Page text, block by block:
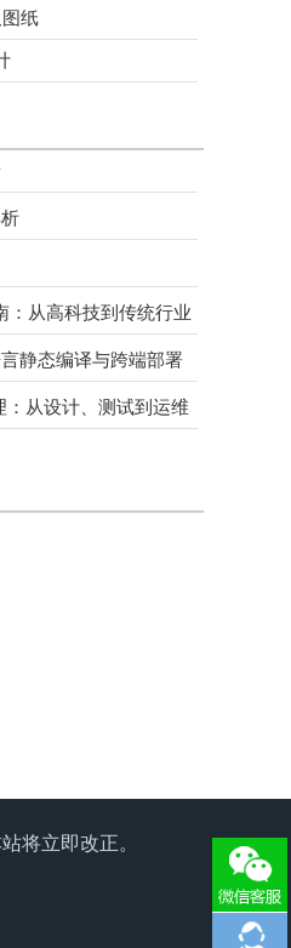
2天前
2天前
2天前
纸
购物车
：从高科技到传统行业
静态编译与跨端部署
：从设计、测试到运维
站将立即改正。